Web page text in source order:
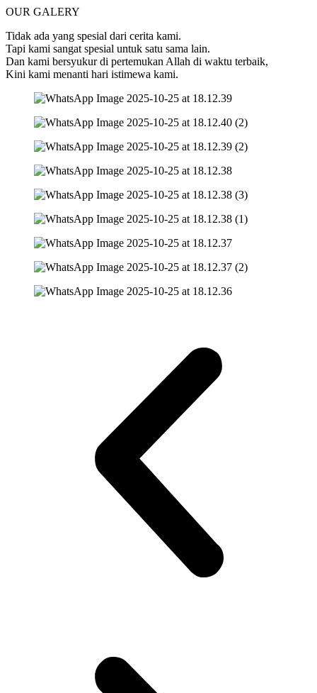
OUR GALERY
Tidak ada yang spesial dari cerita kami.
Tapi kami sangat spesial untuk satu sama lain.
Dan kami bersyukur di pertemukan Allah di waktu terbaik,
Kini kami menanti hari istimewa kami.